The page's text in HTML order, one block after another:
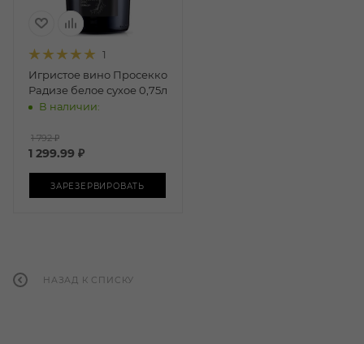
1
Игристое вино Просекко
Радизе белое сухое 0,75л
В наличии:
1 792 ₽
1 299.99 ₽
ЗАРЕЗЕРВИРОВАТЬ
НАЗАД К СПИСКУ